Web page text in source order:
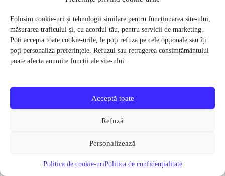
Folosim cookie-uri și tehnologii similare pentru funcționarea site-ului,
măsurarea traficului și, cu acordul tău, pentru servicii de marketing.
Poți accepta toate cookie-urile, le poți refuza pe cele opționale sau îți
poți personaliza preferințele. Refuzul sau retragerea consimțământului
poate afecta anumite funcții ale site-ului.
Acceptă toate
Refuză
Personalizează
Politica de cookie-uriPolitica de confidențialitate